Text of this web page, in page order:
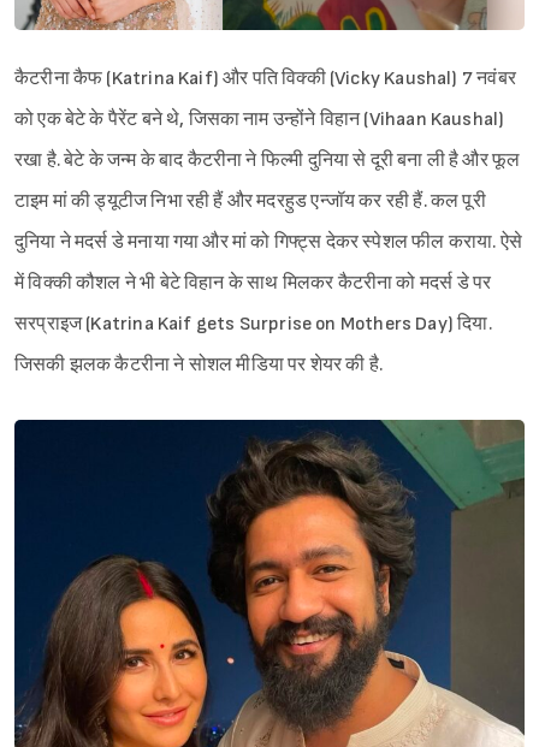
कैटरीना कैफ (Katrina Kaif) और पति विक्की (Vicky Kaushal) 7 नवंबर
को एक बेटे के पैरेंट बने थे, जिसका नाम उन्होंने विहान (Vihaan Kaushal)
रखा है. बेटे के जन्म के बाद कैटरीना ने फिल्मी दुनिया से दूरी बना ली है और फूल
टाइम मां की ड्यूटीज निभा रही हैं और मदरहुड एन्जॉय कर रही हैं. कल पूरी
दुनिया ने मदर्स डे मनाया गया और मां को गिफ्ट्स देकर स्पेशल फील कराया. ऐसे
में विक्की कौशल ने भी बेटे विहान के साथ मिलकर कैटरीना को मदर्स डे पर
सरप्राइज (Katrina Kaif gets Surprise on Mothers Day) दिया.
जिसकी झलक कैटरीना ने सोशल मीडिया पर शेयर की है.